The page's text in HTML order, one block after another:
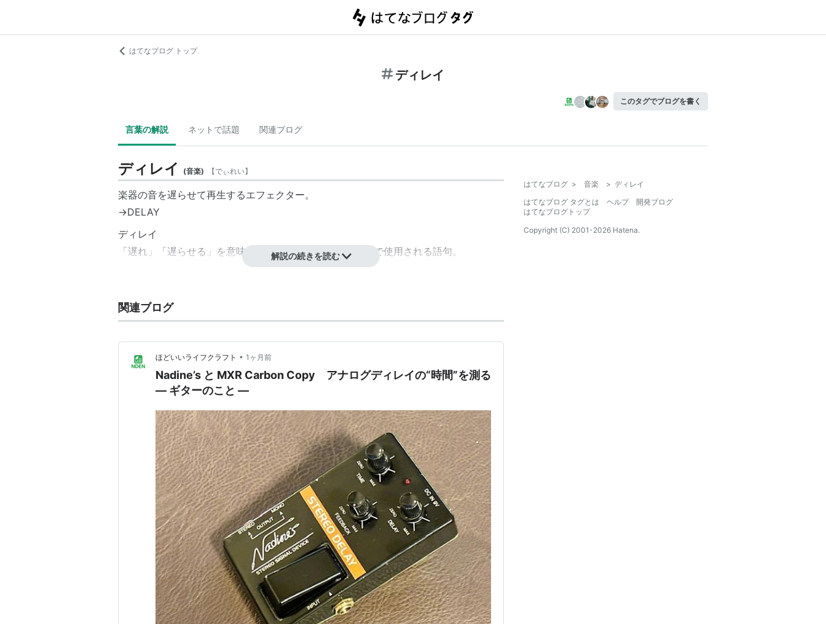
はてなブログ トップ
ディレイ
このタグでブログを書く
言葉の解説 ネットで話題 関連ブログ
ディレイ (音楽) 【でぃれい】
楽器の音を遅らせて再生するエフェクター。
→DELAY
ディレイ
「遅れ」「遅らせる」を意味する言葉で、割と様々な方面で使用される語句。
解説の続きを読む
関連ブログ
ほどいいライフクラフト • 1ヶ月前
Nadine’s と MXR Carbon Copy アナログディレイの“時間”を測る
― ギターのこと ―
はてなブログ > 音楽 > ディレイ
はてなブログ タグとは
ヘルプ
開発ブログ
はてなブログトップ
Copyright (C) 2001-2026 Hatena.